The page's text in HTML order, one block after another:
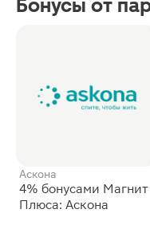
Бонусы от
Аскона
4% бонусами Магнит
Плюса: Аскона